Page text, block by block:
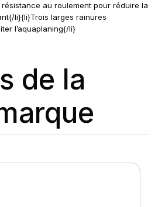
au roulement pour réduire la
li}{li}Trois larges rainures
l’aquaplaning{/li}
de la